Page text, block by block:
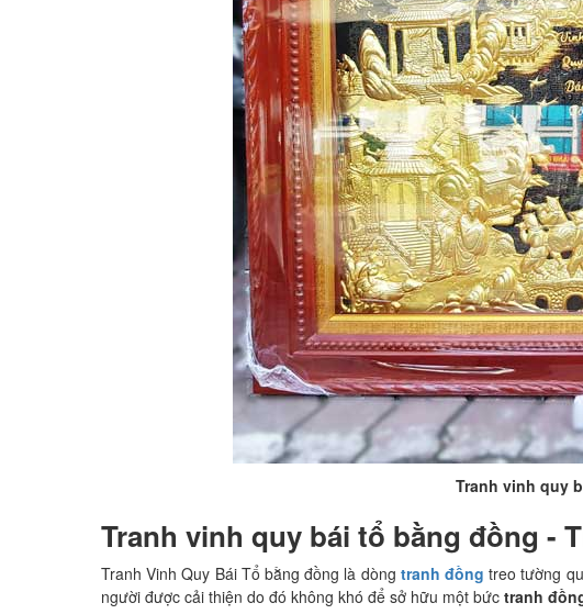
Tranh vinh quy
Tranh vinh quy bái tổ bằng đồng -
Tranh Vinh Quy Bái Tổ bằng đồng là dòng tranh đồng treo tường
người được cải thiện do đó không khó để sở hữu một bức tranh